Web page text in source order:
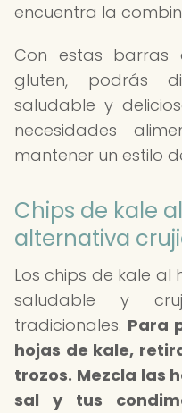
encuentra la
Con estas barras
gluten, podrás
saludable y
necesidades
mantener un estilo
Chips de kale
alternativa
Los chips de kale al
saludable y
tradicionales. Para
hojas de kale,
trozos. Mezcla las
sal y tus